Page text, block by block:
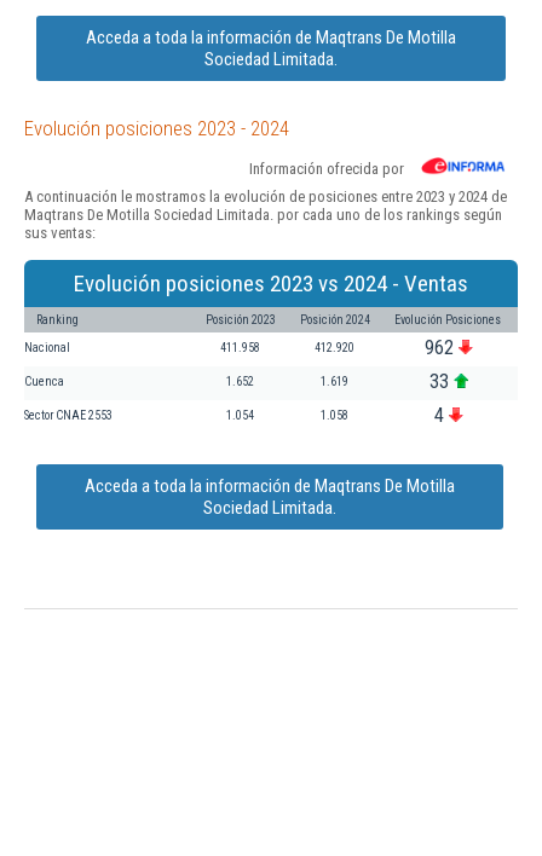
Acceda a toda la información de Maqtrans De Motilla
Sociedad Limitada.
Evolución posiciones 2023 - 2024
Información ofrecida por
A continuación le mostramos la evolución de posiciones entre 2023 y 2024 de
Maqtrans De Motilla Sociedad Limitada. por cada uno de los rankings según
sus ventas:
Evolución posiciones 2023 vs 2024 - Ventas
Ranking Posición 2023 Posición 2024 Evolución Posiciones
Nacional 411.958 412.920 962
Cuenca 1.652 1.619 33
Sector CNAE 2553 1.054 1.058 4
Acceda a toda la información de Maqtrans De Motilla
Sociedad Limitada.